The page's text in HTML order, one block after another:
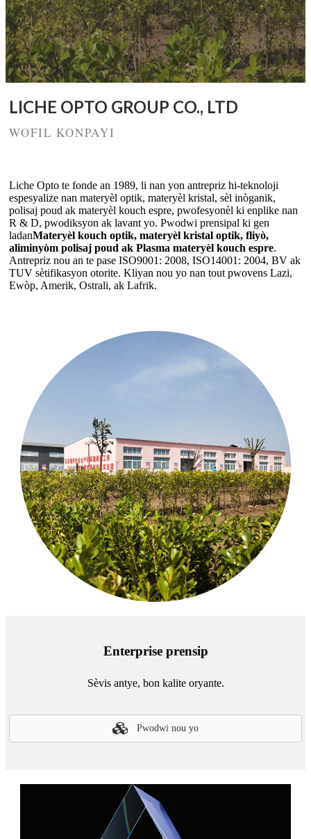
LICHE OPTO GROUP CO., LTD
WOFIL KONPAYI
Liche Opto te fonde an 1989, li nan yon antrepriz hi-teknoloji
espesyalize nan materyèl optik, materyèl kristal, sèl inòganik,
polisaj poud ak materyèl kouch espre, pwofesyonèl ki enplike nan
R & D, pwodiksyon ak lavant yo. Pwodwi prensipal ki gen
ladanMateryèl kouch optik, materyèl kristal optik, fliyò,
aliminyòm polisaj poud ak Plasma materyèl kouch espre.
Antrepriz nou an te pase ISO9001: 2008, ISO14001: 2004, BV ak
TUV sètifikasyon otorite. Kliyan nou yo nan tout pwovens Lazi,
Ewòp, Amerik, Ostrali, ak Lafrik.
Enterprise prensip
Sèvis antye, bon kalite oryante.
Pwodwi nou yo